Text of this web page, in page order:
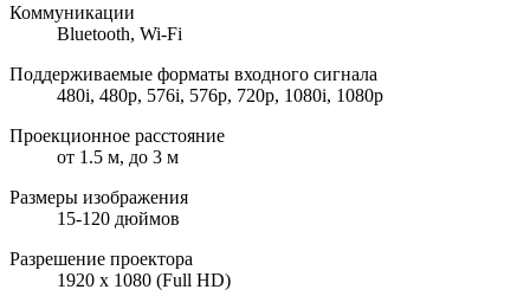
Коммуникации
Bluetooth, Wi-Fi
Поддерживаемые форматы входного сигнала
480i, 480p, 576i, 576p, 720p, 1080i, 1080p
Проекционное расстояние
от 1.5 м, до 3 м
Размеры изображения
15-120 дюймов
Разрешение проектора
1920 x 1080 (Full HD)